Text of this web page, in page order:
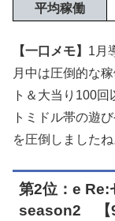
平均稼働
【一口メモ】 1月
月中は圧倒的な
ト＆大当り100
トミドル帯の遊
を圧倒しましたね
第2位：e Re:
season2 【